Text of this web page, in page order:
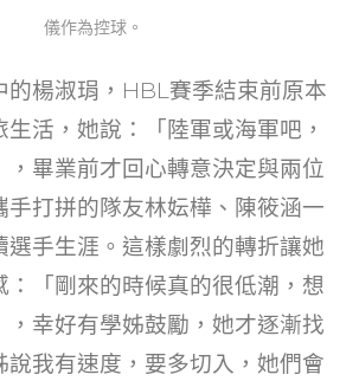
儀作為控球。
的楊淑琄，HBL賽季結束前原本
活，她說：「陸軍或海軍吧，
，畢業前才回心轉意決定與兩位
手打拼的隊友林妘樺、陳筱涵一
選手生涯。這樣劇烈的轉折讓她
：「剛來的時候真的很低潮，想
，幸好有學姊鼓勵，她才逐漸找
說我有速度，要多切入，她們會